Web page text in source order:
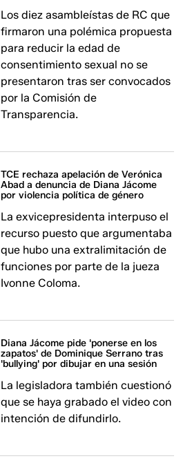
Los diez asambleístas de RC que
firmaron una polémica propuesta
para reducir la edad de
consentimiento sexual no se
presentaron tras ser convocados
por la Comisión de
Transparencia.
TCE rechaza apelación de Verónica
Abad a denuncia de Diana Jácome
por violencia política de género
La exvicepresidenta interpuso el
recurso puesto que argumentaba
que hubo una extralimitación de
funciones por parte de la jueza
Ivonne Coloma.
Diana Jácome pide 'ponerse en los
zapatos' de Dominique Serrano tras
'bullying' por dibujar en una sesión
La legisladora también cuestionó
que se haya grabado el video con
intención de difundirlo.